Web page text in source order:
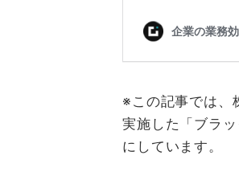
※この記事では、
実施した「ブラ
にしています。